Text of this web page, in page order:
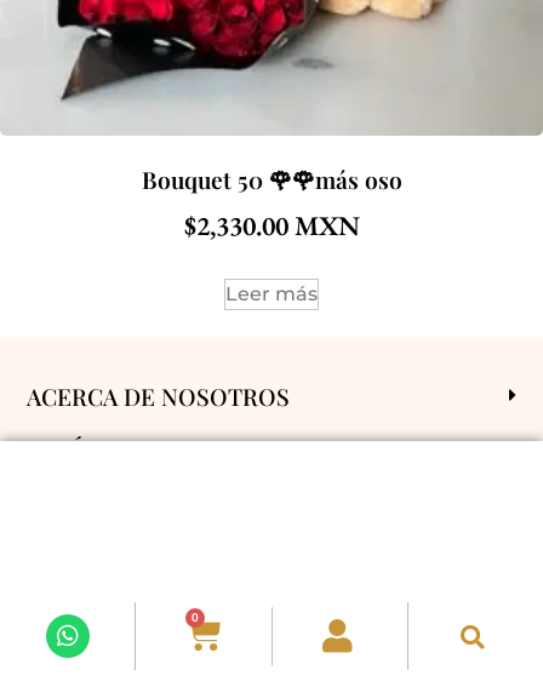
0
Bouquet 50 🌹🌹más oso
$2,330.00
Leer más
ACERCA DE NOSOTROS
POLÍTICAS Y CONDICIONES